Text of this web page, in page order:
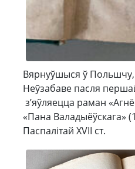
Вярнуўшыся ў Польшчу,
Неўзабаве пасля
з’яўляецца раман
«Пана Валадыёўскага»
Паспалітай XVII ст.